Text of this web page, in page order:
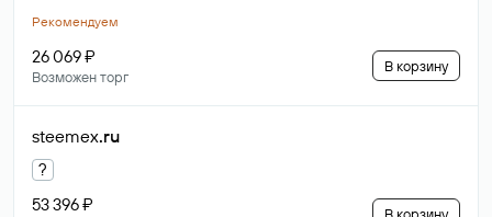
Рекомендуем
26 069 ₽
Возможен торг
В корзину
steemex.ru
?
53 396 ₽